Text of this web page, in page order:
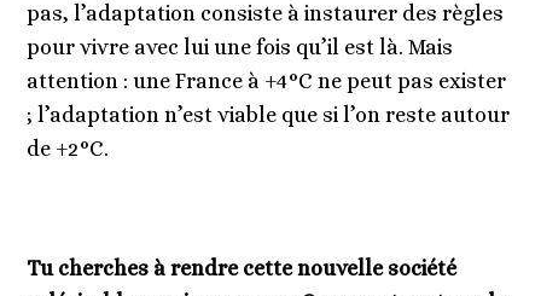
pas, l’adaptation consiste à instaurer des règles
pour vivre avec lui une fois qu’il est là. Mais
attention : une France à +4°C ne peut pas exister
; l’adaptation n’est viable que si l’on reste autour
de +2°C.
Tu cherches à rendre cette nouvelle société